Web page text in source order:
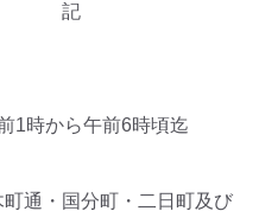
1時から午前6時頃迄
通・国分町・二日町及び